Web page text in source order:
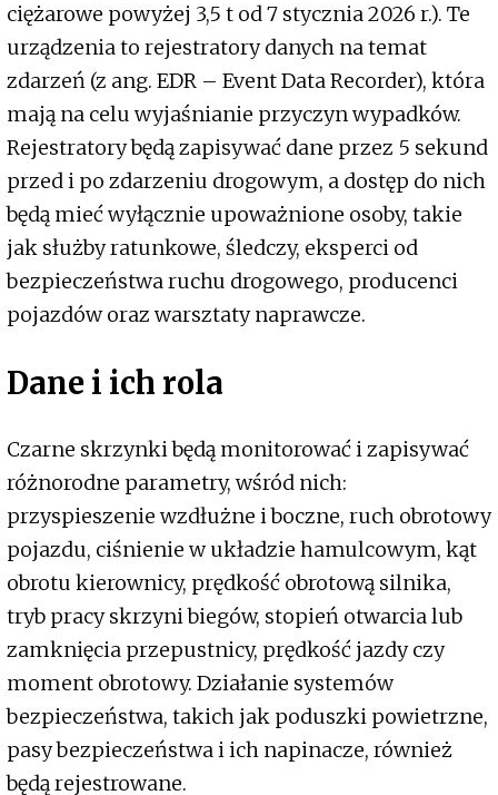
ciężarowe powyżej 3,5 t od 7 stycznia 2026 r.). Te
urządzenia to rejestratory danych na temat
zdarzeń (z ang. EDR – Event Data Recorder), która
mają na celu wyjaśnianie przyczyn wypadków.
Rejestratory będą zapisywać dane przez 5 sekund
przed i po zdarzeniu drogowym, a dostęp do nich
będą mieć wyłącznie upoważnione osoby, takie
jak służby ratunkowe, śledczy, eksperci od
bezpieczeństwa ruchu drogowego, producenci
pojazdów oraz warsztaty naprawcze.
Dane i ich rola
Czarne skrzynki będą monitorować i zapisywać
różnorodne parametry, wśród nich:
przyspieszenie wzdłużne i boczne, ruch obrotowy
pojazdu, ciśnienie w układzie hamulcowym, kąt
obrotu kierownicy, prędkość obrotową silnika,
tryb pracy skrzyni biegów, stopień otwarcia lub
zamknięcia przepustnicy, prędkość jazdy czy
moment obrotowy. Działanie systemów
bezpieczeństwa, takich jak poduszki powietrzne,
pasy bezpieczeństwa i ich napinacze, również
będą rejestrowane.